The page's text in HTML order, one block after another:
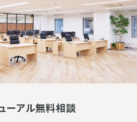
ーアル無料相談